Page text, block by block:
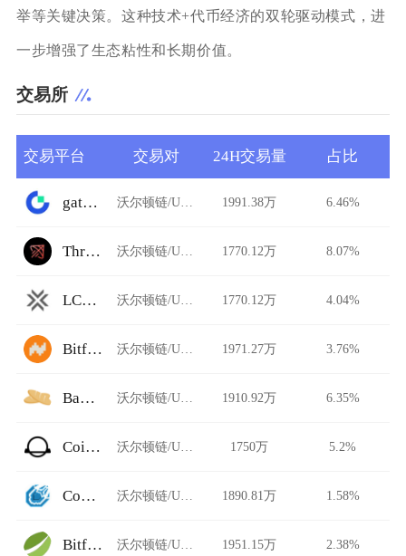
举等关键决策。这种技术+代币经济的双轮驱动模式，进
一步增强了生态粘性和长期价值。
交易所
交易平台 交易对 24H交易量 占比
gate.io 沃尔顿链/USDT 1991.38万 6.46%
Thruster 沃尔顿链/USDT 1770.12万 8.07%
LCX Exchange 沃尔顿链/USDT 1770.12万 4.04%
Bitflow 沃尔顿链/USDT 1971.27万 3.76%
Baguette 沃尔顿链/USDT 1910.92万 6.35%
CoinJar Exchange 沃尔顿链/USDT 1750万 5.2%
ComethSwap 沃尔顿链/USDT 1890.81万 1.58%
Bitfinex 沃尔顿链/USDT 1951.15万 2.38%